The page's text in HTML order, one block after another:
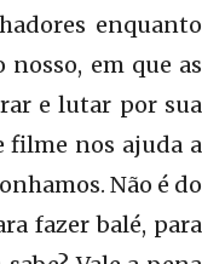
enquanto
em que as
e lutar por sua
filme nos ajuda a
Não é do
fazer balé, para